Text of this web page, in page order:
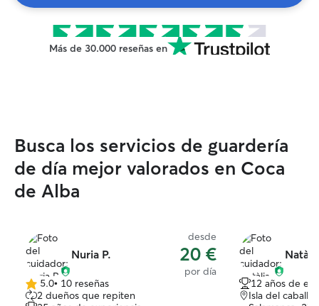
Más de 30.000 reseñas en
Busca los servicios de guardería
de día mejor valorados en Coca
de Alba
Nuria P.
desde
20 €
por día
5.0
de
5.0• 10 reseñas
2 dueños que repiten
12 años de
Isla del